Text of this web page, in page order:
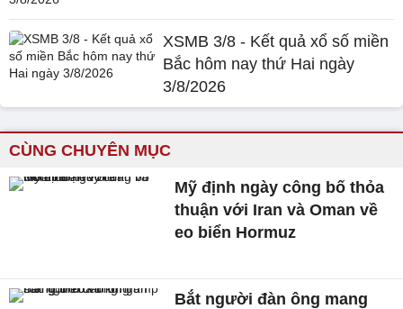
XSMB 3/8 - Kết quả xổ số miền
Bắc hôm nay thứ Hai ngày
3/8/2026
CÙNG CHUYÊN MỤC
Mỹ định ngày công bố thỏa
thuận với Iran và Oman về
eo biển Hormuz
Bắt người đàn ông mang